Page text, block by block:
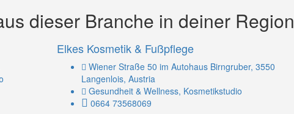
dieser Branche in deiner Region
Elkes Kosmetik & Fußpflege
Wiener Straße 50 im Autohaus Birngruber, 3550
Langenlois, Austria
Gesundheit & Wellness, Kosmetikstudio
0664 73568069